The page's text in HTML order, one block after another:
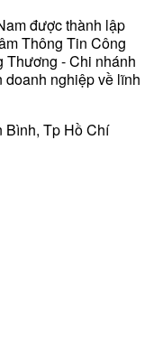
được thành lập
Thông Tin Công
Thương - Chi nhánh
doanh nghiệp về lĩnh
Bình, Tp Hồ Chí